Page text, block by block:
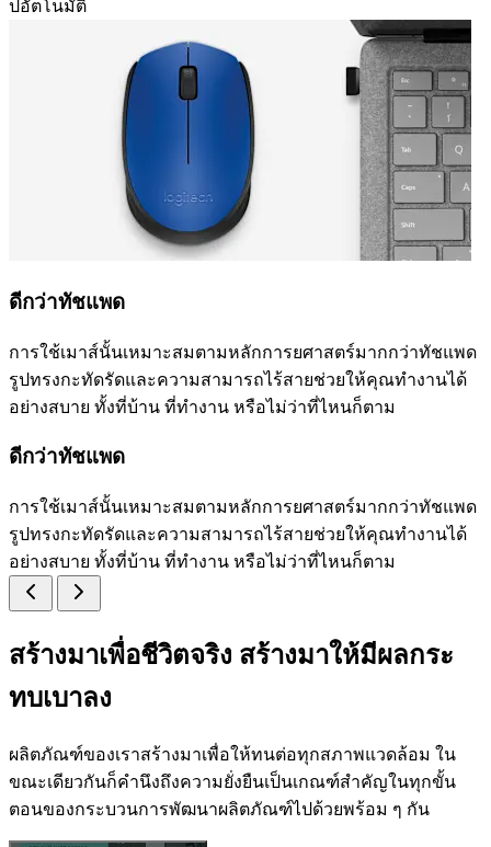
ปอัตโนมัติ
ดีกว่าทัชแพด
การใช้เมาส์นั้นเหมาะสมตามหลักการยศาสตร์มากกว่าทัชแพด
รูปทรงกะทัดรัดและความสามารถไร้สายช่วยให้คุณทำงานได้
อย่างสบาย ทั้งที่บ้าน ที่ทำงาน หรือไม่ว่าที่ไหนก็ตาม
ดีกว่าทัชแพด
การใช้เมาส์นั้นเหมาะสมตามหลักการยศาสตร์มากกว่าทัชแพด
รูปทรงกะทัดรัดและความสามารถไร้สายช่วยให้คุณทำงานได้
อย่างสบาย ทั้งที่บ้าน ที่ทำงาน หรือไม่ว่าที่ไหนก็ตาม
สร้างมาเพื่อชีวิตจริง สร้างมาให้มีผลกระ
ทบเบาลง
ผลิตภัณฑ์ของเราสร้างมาเพื่อให้ทนต่อทุกสภาพแวดล้อม ใน
ขณะเดียวกันก็คำนึงถึงความยั่งยืนเป็นเกณฑ์สำคัญในทุกขั้น
ตอนของกระบวนการพัฒนาผลิตภัณฑ์ไปด้วยพร้อม ๆ กัน